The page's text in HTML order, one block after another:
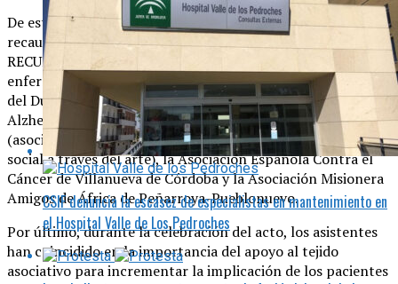
De este modo, las asociaciones que han recibido la
recaudación del evento benéfico han sido la Asociación
RECUERDA de Pozoblanco (asociación de familiares de
enfermos de Alzheimer), la Asociación AFADET de Hinojosa
del Duque (asociación de familiares de enfermos de
Alzheimer y otras demencias), Universo de Trapo
(asociación andaluza que promueva la transformación
social a través del arte), la Asociación Española Contra el
Cáncer de Villanueva de Córdoba y la Asociación Misionera
Amigos de África de Peñarroya-Pueblonuevo.
Por último, durante la celebración del acto, los asistentes
han coincidido en la importancia del apoyo al tejido
asociativo para incrementar la implicación de los pacientes
CSIF denuncia la escasez de especialistas en mantenimiento en
el Hospital Valle de Los Pedroches